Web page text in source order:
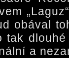
obával
tak
a